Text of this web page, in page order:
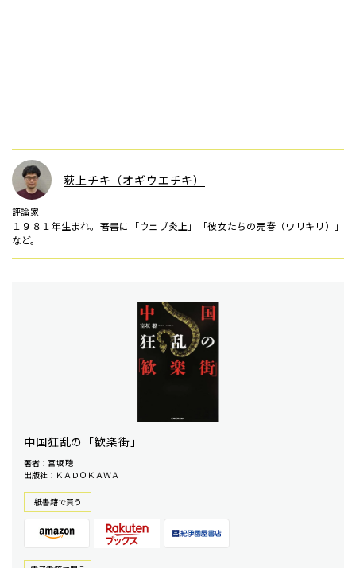
荻上チキ（オギウエチキ）
評論家
１９８１年生まれ。著書に「ウェブ炎上」「彼女たちの売春（ワリキリ）」
など。
中国狂乱の「歓楽街」
著者：富坂 聰
出版社：ＫＡＤＯＫＡＷＡ
紙書籍で買う